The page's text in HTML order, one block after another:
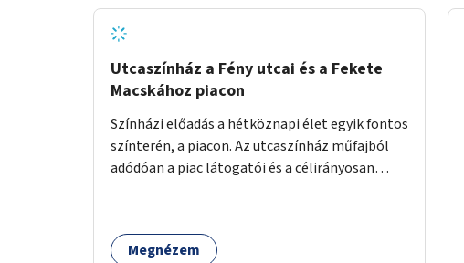
Utcaszínház a Fény utcai és a Fekete
Macskához piacon
Színházi előadás a hétköznapi élet egyik fontos
színterén, a piacon. Az utcaszínház műfajból
adódóan a piac látogatói és a célirányosan
Megnézem